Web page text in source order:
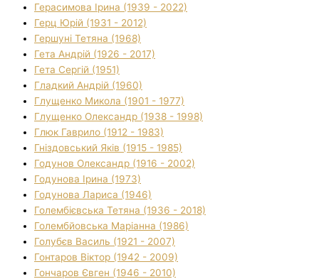
Герасимова Ірина (1939 - 2022)
Герц Юрій (1931 - 2012)
Гершуні Тетяна (1968)
Гета Андрій (1926 - 2017)
Гета Сергій (1951)
Гладкий Андрій (1960)
Глущенко Микола (1901 - 1977)
Глущенко Олександр (1938 - 1998)
Глюк Гаврило (1912 - 1983)
Гніздовський Яків (1915 - 1985)
Годунов Олександр (1916 - 2002)
Годунова Ірина (1973)
Годунова Лариса (1946)
Голембієвська Тетяна (1936 - 2018)
Голембйовська Маріанна (1986)
Голубєв Василь (1921 - 2007)
Гонтаров Віктор (1942 - 2009)
Гончаров Євген (1946 - 2010)